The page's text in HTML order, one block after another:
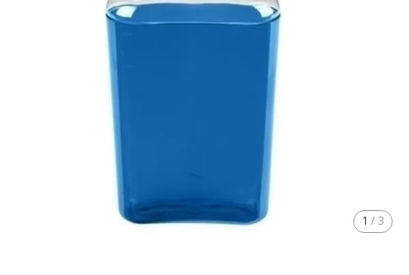
1 /3